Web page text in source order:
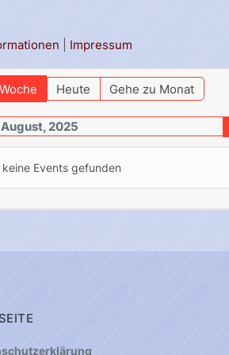
Heute Gehe zu Monat
2025
keine Events gefunden
Impressum